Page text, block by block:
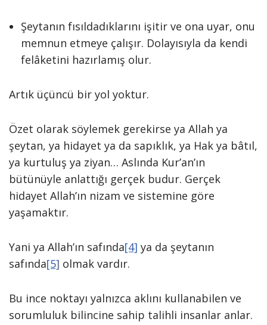
Şeytanın fısıldadıklarını işitir ve ona uyar, onu
memnun etmeye çalışır. Dolayısıyla da kendi
felâketini hazırlamış olur.
Artık üçüncü bir yol yoktur.
Özet olarak söylemek gerekirse ya Allah ya
şeytan, ya hidayet ya da sapıklık, ya Hak ya bâtıl,
ya kurtuluş ya ziyan… Aslında Kur’an’ın
bütünüyle anlattığı gerçek budur. Gerçek
hidayet Allah’ın nizam ve sistemine göre
yaşamaktır.
Yani ya Allah’ın safında[4] ya da şeytanın
safında[5] olmak vardır.
Bu ince noktayı yalnızca aklını kullanabilen ve
sorumluluk bilincine sahip talihli insanlar anlar.